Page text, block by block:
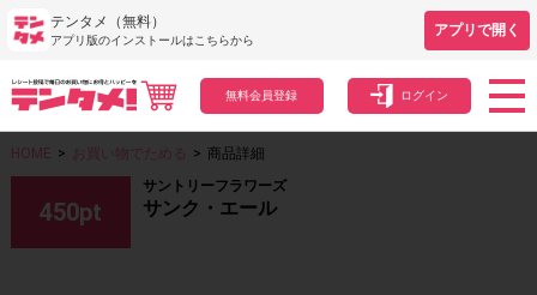
テンタメ（無料）
アプリ版のインストールはこちらから
アプリで開く
無料会員登録 ログイン
HOME > お買い物でためる > 商品詳細
450pt
サントリーフラワーズ
サンク・エール